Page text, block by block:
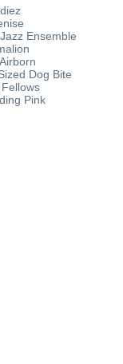
Ensemble
Dog Bite
Pink